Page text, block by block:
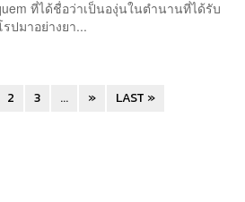
ที่ได้ชื่อว่าเป็นองุ่นในตำนานที่ได้รับ
ปมาอย่างยา...
2 3 ... » LAST »